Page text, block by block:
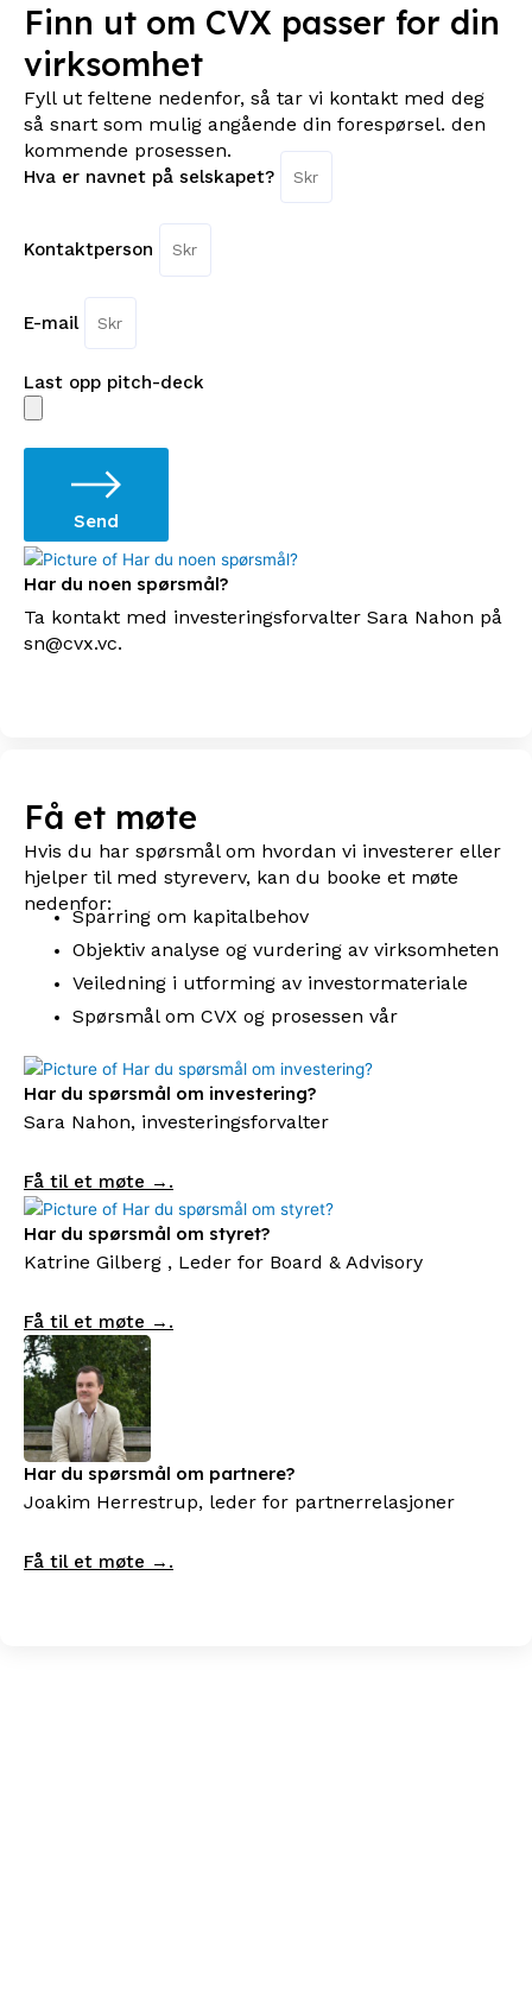
Finn ut om CVX passer for din
virksomhet
Fyll ut feltene nedenfor, så tar vi kontakt med deg
så snart som mulig angående din forespørsel. den
kommende prosessen.
Hva er navnet på selskapet?
Kontaktperson
E-mail
Last opp pitch-deck
Send
Har du noen spørsmål?
Ta kontakt med investeringsforvalter Sara Nahon på
sn@cvx.vc.
Få et møte
Hvis du har spørsmål om hvordan vi investerer eller
hjelper til med styreverv, kan du booke et møte
nedenfor:
Sparring om kapitalbehov
Objektiv analyse og vurdering av virksomheten
Veiledning i utforming av investormateriale
Spørsmål om CVX og prosessen vår
Har du spørsmål om investering?
Sara Nahon, investeringsforvalter
Få til et møte →.
Har du spørsmål om styret?
Katrine Gilberg , Leder for Board & Advisory
Få til et møte →.
Har du spørsmål om partnere?
Joakim Herrestrup, leder for partnerrelasjoner
Få til et møte →.